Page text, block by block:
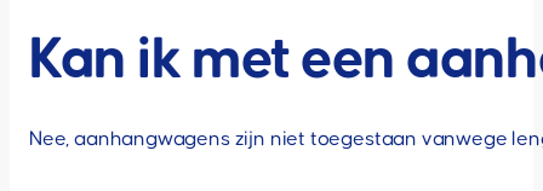
Kan ik met een
Nee, aanhangwagens zijn niet toegestaan vanwege